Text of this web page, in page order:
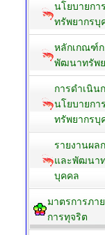
นโยบายกา
ทรัพยากรบุ
หลักเกณฑ์ก
พัฒนาทรัพ
การดำเนิน
นโยบายกา
ทรัพยากรบุ
รายงานผล
และพัฒนา
บุคคล
มาตรการภา
การทุจริต